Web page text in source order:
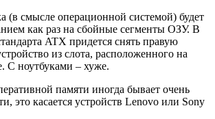
(в смысле операционной системой) будет
как раз на сбойные сегменты ОЗУ. В
ATX придется снять правую
из слота, расположенного на
С ноутбуками – хуже.
памяти иногда бывает очень
это касается устройств Lenovo или Sony